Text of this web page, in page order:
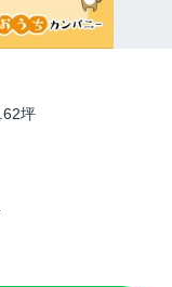
坪